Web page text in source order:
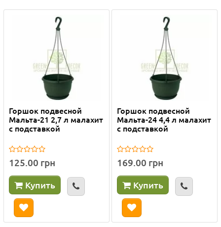
Горшок подвесной
Мальта-21 2,7 л малахит
с подставкой
125.00 грн
Купить
Горшок подвесной
Мальта-24 4,4 л малахит
с подставкой
169.00 грн
Купить